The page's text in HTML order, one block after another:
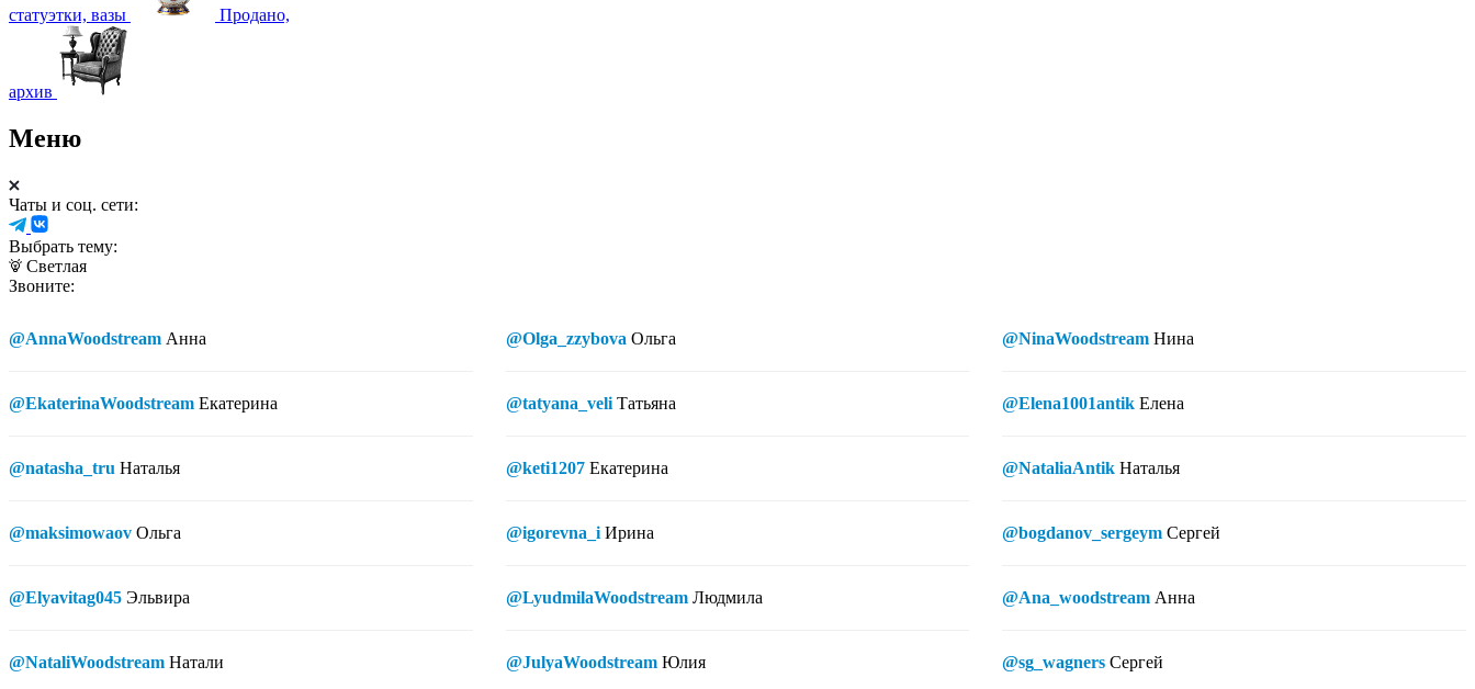
статуэтки, вазы Продано,
архив
Меню
Чаты и соц. сети:
Выбрать тему:
Светлая
Звоните:
@AnnaWoodstream Анна
@EkaterinaWoodstream Екатерина
@natasha_tru Наталья
@maksimowaov Ольга
@Elyavitag045 Эльвира
@NataliWoodstream Натали
@Olga_zzybova Ольга
@tatyana_veli Татьяна
@keti1207 Екатерина
@igorevna_i Ирина
@LyudmilaWoodstream Людмила
@JulyaWoodstream Юлия
@NinaWoodstream Нина
@Elena1001antik Елена
@NataliaAntik Наталья
@bogdanov_sergeym Сергей
@Ana_woodstream Анна
@sg_wagners Сергей